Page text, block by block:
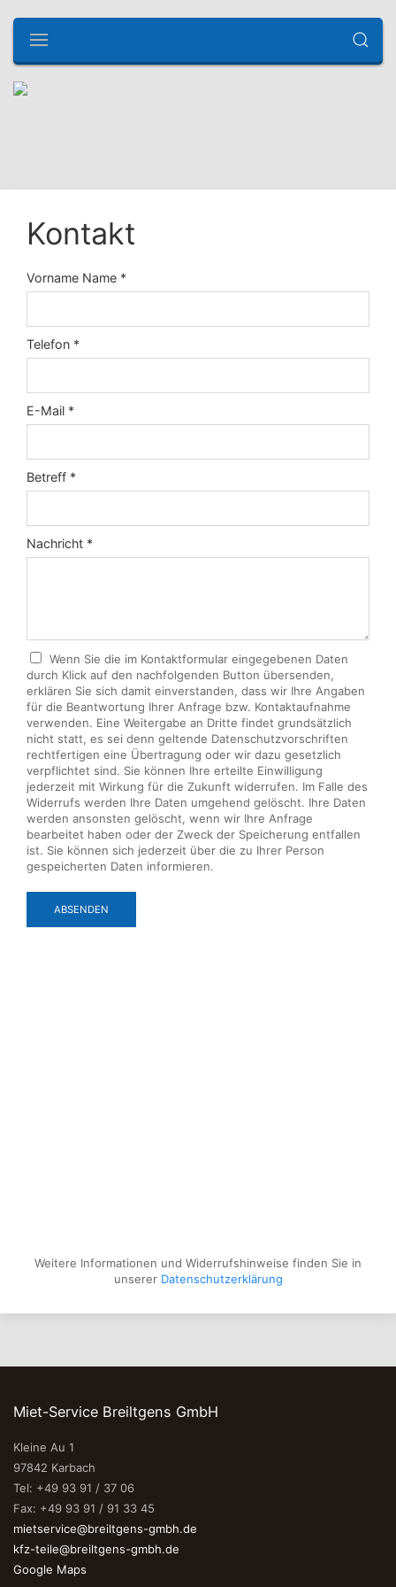
Kontakt
Vorname Name *
Telefon *
E-Mail *
Betreff *
Nachricht *
Wenn Sie die im Kontaktformular eingegebenen Daten
durch Klick auf den nachfolgenden Button übersenden,
erklären Sie sich damit einverstanden, dass wir Ihre Angaben
für die Beantwortung Ihrer Anfrage bzw. Kontaktaufnahme
verwenden. Eine Weitergabe an Dritte findet grundsätzlich
nicht statt, es sei denn geltende Datenschutzvorschriften
rechtfertigen eine Übertragung oder wir dazu gesetzlich
verpflichtet sind. Sie können Ihre erteilte Einwilligung
jederzeit mit Wirkung für die Zukunft widerrufen. Im Falle des
Widerrufs werden Ihre Daten umgehend gelöscht. Ihre Daten
werden ansonsten gelöscht, wenn wir Ihre Anfrage
bearbeitet haben oder der Zweck der Speicherung entfallen
ist. Sie können sich jederzeit über die zu Ihrer Person
gespeicherten Daten informieren.
ABSENDEN
Weitere Informationen und Widerrufshinweise finden Sie in
unserer Datenschutzerklärung
Miet-Service Breiltgens GmbH
Kleine Au 1
97842 Karbach
Tel: +49 93 91 / 37 06
Fax: +49 93 91 / 91 33 45
mietservice@breiltgens-gmbh.de
kfz-teile@breiltgens-gmbh.de
Google Maps